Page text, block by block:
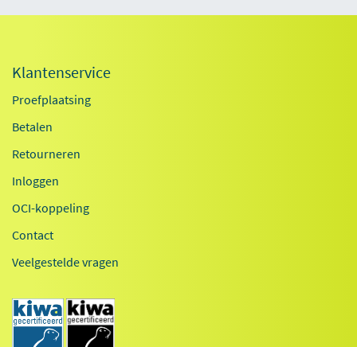
Klantenservice
Proefplaatsing
Betalen
Retourneren
Inloggen
OCI-koppeling
Contact
Veelgestelde vragen